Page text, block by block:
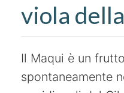
viola
Il Maqui è un
spontaneamente